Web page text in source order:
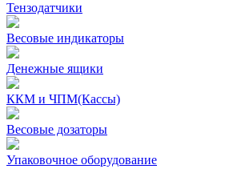
Тензодатчики
Весовые индикаторы
Денежные ящики
ККМ и ЧПМ(Кассы)
Весовые дозаторы
Упаковочное оборудование